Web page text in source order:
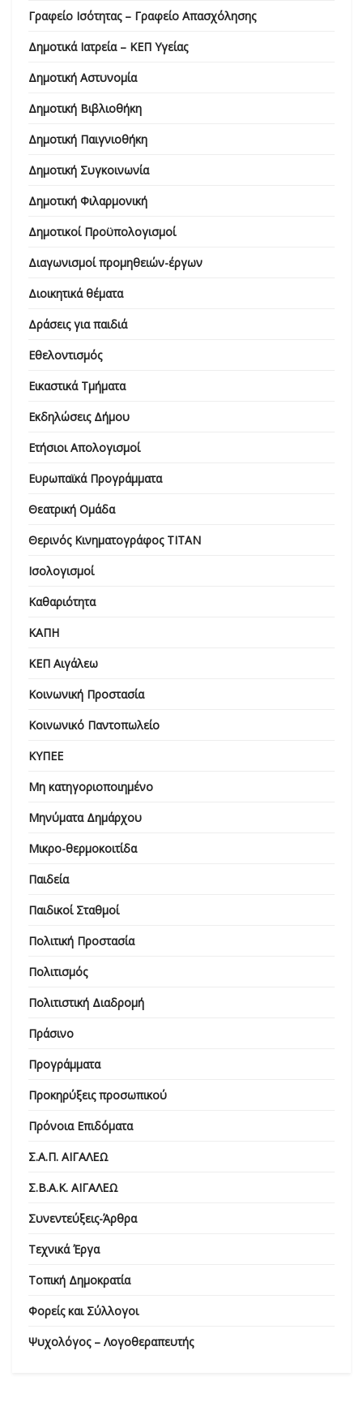
Γραφείο Ισότητας – Γραφείο Απασχόλησης
Δημοτικά Ιατρεία – ΚΕΠ Υγείας
Δημοτική Αστυνομία
Δημοτική Βιβλιοθήκη
Δημοτική Παιγνιοθήκη
Δημοτική Συγκοινωνία
Δημοτική Φιλαρμονική
Δημοτικοί Προϋπολογισμοί
Διαγωνισμοί προμηθειών-έργων
Διοικητικά θέματα
Δράσεις για παιδιά
Εθελοντισμός
Εικαστικά Τμήματα
Εκδηλώσεις Δήμου
Ετήσιοι Απολογισμοί
Ευρωπαϊκά Προγράμματα
Θεατρική Ομάδα
Θερινός Κινηματογράφος ΤΙΤΑΝ
Ισολογισμοί
Καθαριότητα
ΚΑΠΗ
ΚΕΠ Αιγάλεω
Κοινωνική Προστασία
Κοινωνικό Παντοπωλείο
ΚΥΠΕΕ
Μη κατηγοριοποιημένο
Μηνύματα Δημάρχου
Μικρο-θερμοκοιτίδα
Παιδεία
Παιδικοί Σταθμοί
Πολιτική Προστασία
Πολιτισμός
Πολιτιστική Διαδρομή
Πράσινο
Προγράμματα
Προκηρύξεις προσωπικού
Πρόνοια Επιδόματα
Σ.Α.Π. ΑΙΓΑΛΕΩ
Σ.Β.Α.Κ. ΑΙΓΑΛΕΩ
Συνεντεύξεις-Άρθρα
Τεχνικά Έργα
Τοπική Δημοκρατία
Φορείς και Σύλλογοι
Ψυχολόγος – Λογοθεραπευτής